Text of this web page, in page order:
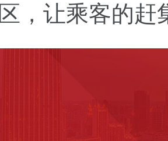
，让乘客的赶